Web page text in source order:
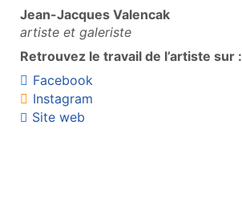
Jean-Jacques Valencak
artiste et galeriste
Retrouvez le travail de l’artiste sur :
Facebook
Instagram
Site web